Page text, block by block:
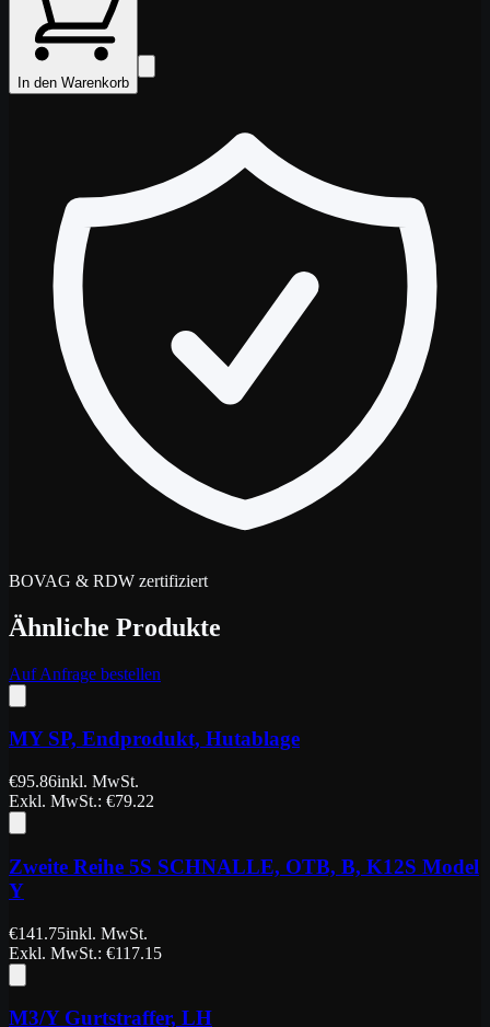
In den Warenkorb
BOVAG & RDW zertifiziert
Ähnliche Produkte
Auf Anfrage bestellen
MY SP, Endprodukt, Hutablage
€95.86inkl. MwSt.
Exkl. MwSt.: €79.22
Zweite Reihe 5S SCHNALLE, OTB, B, K12S Model
Y
€141.75inkl. MwSt.
Exkl. MwSt.: €117.15
M3/Y Gurtstraffer, LH